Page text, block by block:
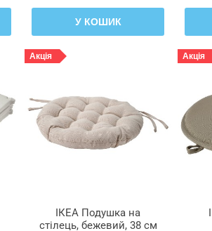
У КОШИК
Акція
ІКЕА Подушка на
стілець, бежевий, 38 см
Акція